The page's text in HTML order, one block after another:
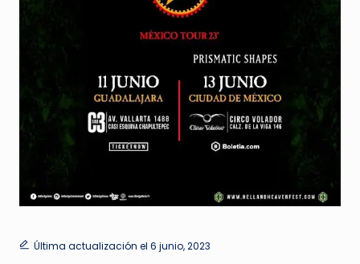
Última actualización el 6 junio, 2023